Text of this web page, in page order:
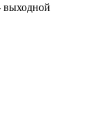
выходной